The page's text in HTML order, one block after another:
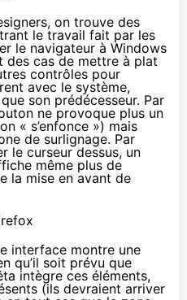
, on trouve des
le travail fait par les
le navigateur à Windows
des cas de mettre à plat
contrôles pour
avec le système,
son prédécesseur. Par
ne provoque plus un
« s’enfonce ») mais
de surlignage. Par
le curseur dessus, un
même plus de
la mise en avant de
interface montre une
qu’il soit prévu que
intègre ces éléments,
(ils devraient arriver